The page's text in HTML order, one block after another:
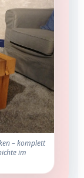
– komplett
im